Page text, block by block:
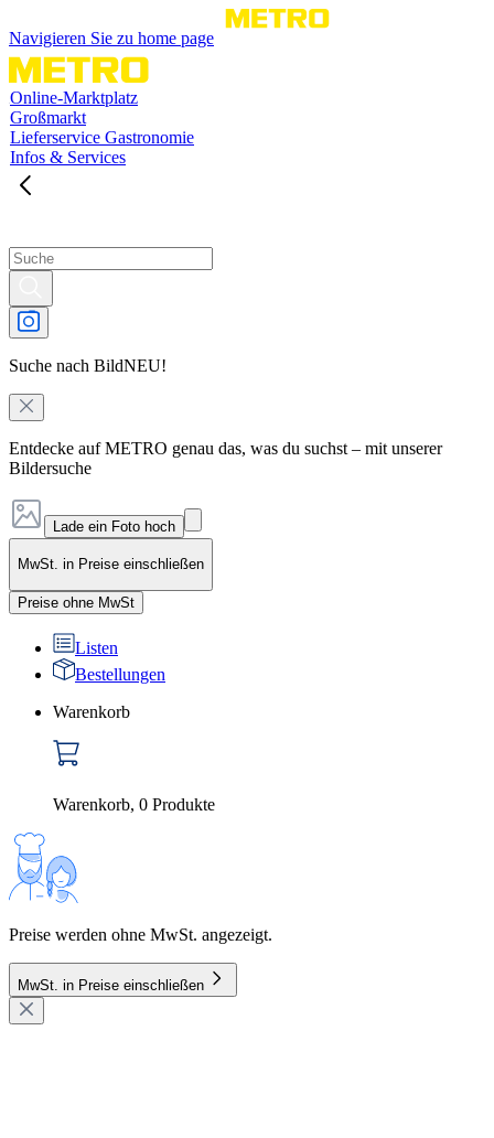
Navigieren Sie zu home page
Online-Marktplatz
Großmarkt
Lieferservice Gastronomie
Infos & Services
Suche nach BildNEU!
Entdecke auf METRO genau das, was du suchst – mit unserer
Bildersuche
Lade ein Foto hoch
MwSt. in Preise einschließen
Preise ohne MwSt
Listen
Bestellungen
Warenkorb
Warenkorb, 0 Produkte
Preise werden ohne MwSt. angezeigt.
MwSt. in Preise einschließen